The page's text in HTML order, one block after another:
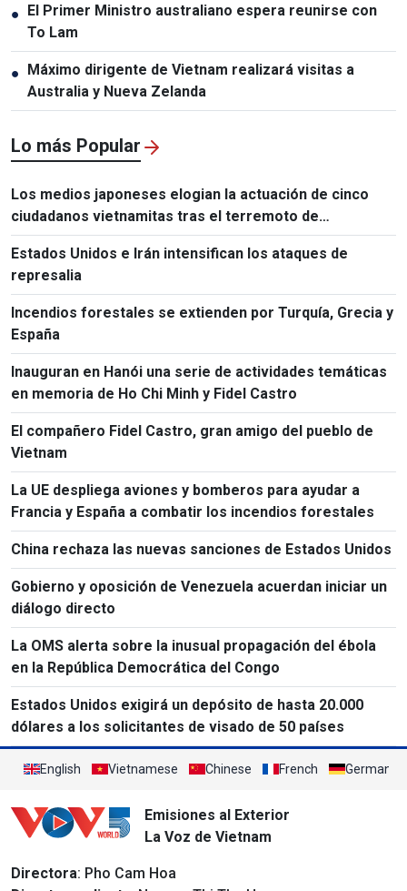
● El Primer Ministro australiano espera reunirse con
To Lam
● Máximo dirigente de Vietnam realizará visitas a
Australia y Nueva Zelanda
Lo más Popular
Los medios japoneses elogian la actuación de cinco
ciudadanos vietnamitas tras el terremoto de
Kumamoto
Estados Unidos e Irán intensifican los ataques de
represalia
Incendios forestales se extienden por Turquía, Grecia y
España
Inauguran en Hanói una serie de actividades temáticas
en memoria de Ho Chi Minh y Fidel Castro
El compañero Fidel Castro, gran amigo del pueblo de
Vietnam
La UE despliega aviones y bomberos para ayudar a
Francia y España a combatir los incendios forestales
China rechaza las nuevas sanciones de Estados Unidos
Gobierno y oposición de Venezuela acuerdan iniciar un
diálogo directo
La OMS alerta sobre la inusual propagación del ébola
en la República Democrática del Congo
Estados Unidos exigirá un depósito de hasta 20.000
dólares a los solicitantes de visado de 50 países
English Vietnamese Chinese French German
Emisiones al Exterior
La Voz de Vietnam
Directora: Pho Cam Hoa